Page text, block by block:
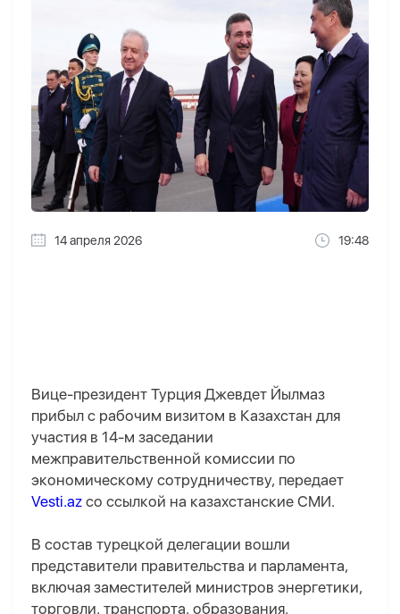
14 апреля 2026 19:48
Вице-президент Турция Джевдет Йылмаз
прибыл с рабочим визитом в Казахстан для
участия в 14-м заседании
межправительственной комиссии по
экономическому сотрудничеству, передает
Vesti.az со ссылкой на казахстанские СМИ.
В состав турецкой делегации вошли
представители правительства и парламента,
включая заместителей министров энергетики,
торговли, транспорта, образования,